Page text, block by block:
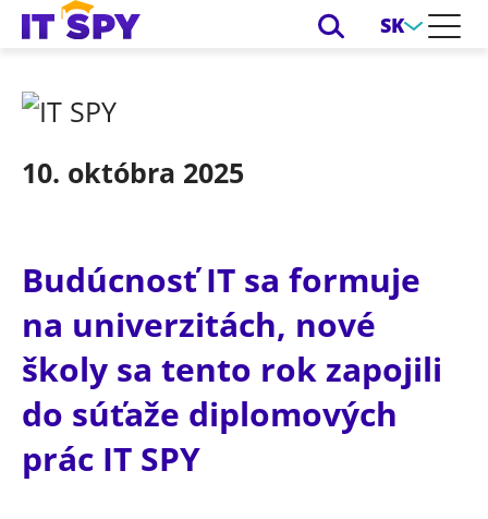
SK
10. októbra 2025
Budúcnosť IT sa formuje
na univerzitách, nové
školy sa tento rok zapojili
do súťaže diplomových
prác IT SPY